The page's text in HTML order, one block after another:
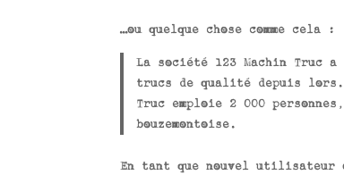
…ou quelque chose comme cela :
La société 123 Machin Truc
trucs de qualité depuis lors.
Truc emploie 2 000
bouzemontoise.
En tant que nouvel utilisateur